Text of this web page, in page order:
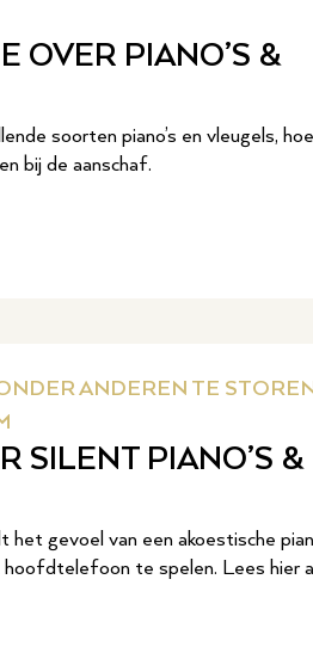
OVER PIANO’S &
soorten piano’s en vleugels,
bij de aanschaf.
ANDEREN TE
SILENT PIANO’S &
het gevoel van een akoestische
te spelen. Lees hier